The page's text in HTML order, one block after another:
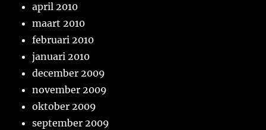
april 2010
maart 2010
februari 2010
januari 2010
december 2009
november 2009
oktober 2009
september 2009